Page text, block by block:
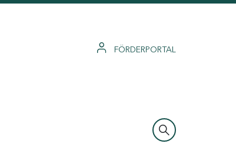
FÖRDERPORTAL